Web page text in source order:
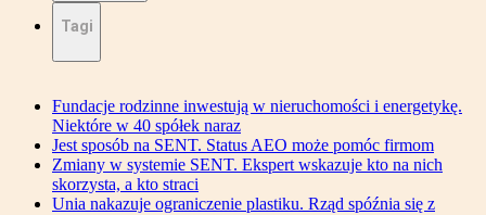
Tagi
Fundacje rodzinne inwestują w nieruchomości i energetykę.
Niektóre w 40 spółek naraz
Jest sposób na SENT. Status AEO może pomóc firmom
Zmiany w systemie SENT. Ekspert wskazuje kto na nich
skorzysta, a kto straci
Unia nakazuje ograniczenie plastiku. Rząd spóźnia się z